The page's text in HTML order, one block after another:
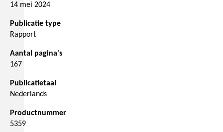
14 mei 2024
Publicatie type
Rapport
Aantal pagina's
167
Publicatietaal
Nederlands
Productnummer
5359